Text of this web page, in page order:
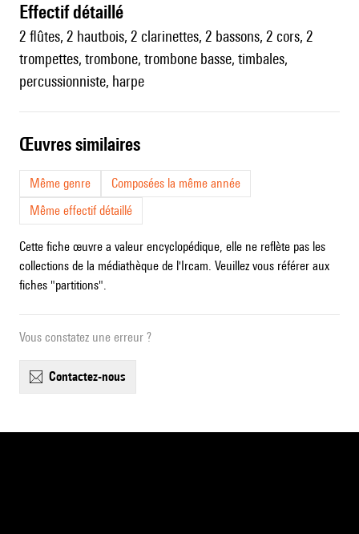
effectif détaillé
2 flûtes, 2 hautbois, 2 clarinettes, 2 bassons, 2 cors, 2
trompettes, trombone, trombone basse, timbales,
percussionniste, harpe
œuvres similaires
Même genre
Composées la même année
Même effectif détaillé
Cette fiche œuvre a valeur encyclopédique, elle ne reflète pas les
collections de la médiathèque de l'Ircam. Veuillez vous référer aux
fiches "partitions".
Vous constatez une erreur ?
contactez-nous